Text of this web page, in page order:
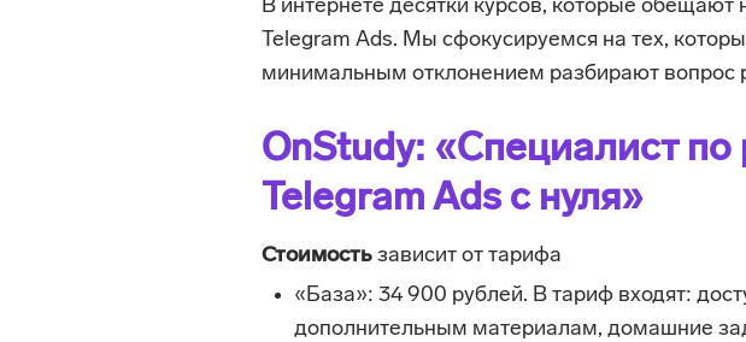
В интернете десятки курсов, которые обещают
Telegram Ads. Мы сфокусируемся на тех,
минимальным отклонением разбирают вопрос
OnStudy: «Специалист по
Telegram Ads с нуля»
Стоимость зависит от тарифа
«База»: 34 900 рублей. В тариф входят:
дополнительным материалам, домашние